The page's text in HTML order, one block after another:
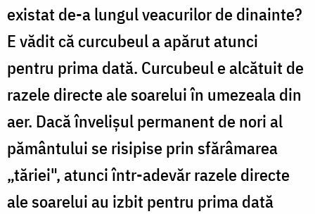
existat de-a lungul veacurilor de dinainte?
E vădit că curcubeul a apărut atunci
pentru prima dată. Curcubeul e alcătuit de
razele directe ale soarelui în umezeala din
aer. Dacă învelişul permanent de nori al
pământului se risipise prin sfărâmarea
„tăriei", atunci într-adevăr razele directe
ale soarelui au izbit pentru prima dată